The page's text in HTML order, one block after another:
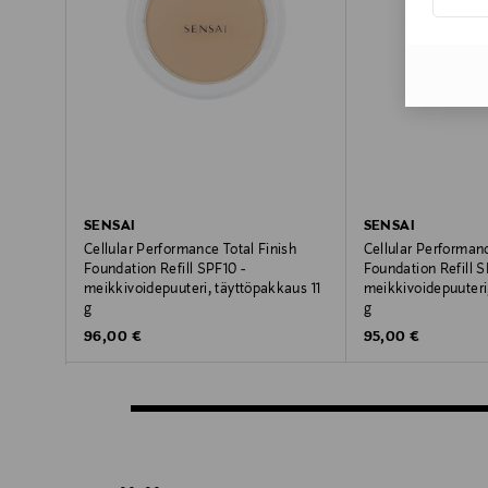
SENSAI
Cellular Performance Total Finish
Foundation Refill SPF10 -
meikkivoidepuuteri, täyttöpakkaus 11
g
Original Price
96,00 €
SENSAI
Cellular
Foundation Refill
g
Original Price
95,00 €